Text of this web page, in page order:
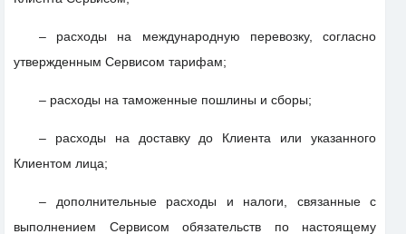
– расходы на международную перевозку, согласно
утвержденным Сервисом тарифам;
– расходы на таможенные пошлины и сборы;
– расходы на доставку до Клиента или указанного
Клиентом лица;
– дополнительные расходы и налоги, связанные с
выполнением Сервисом обязательств по настоящему